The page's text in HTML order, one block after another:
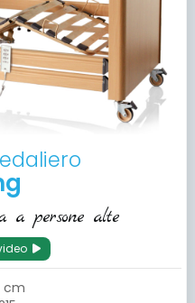
a persone alte
cm